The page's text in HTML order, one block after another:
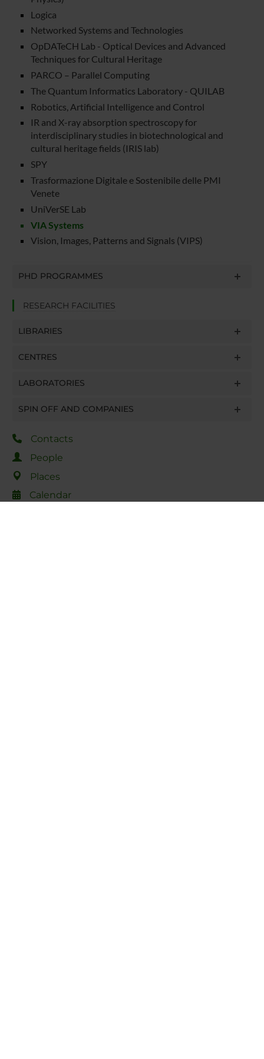
Logica
Networked Systems and Technologies
OpDATeCH Lab - Optical Devices and Advanced
Techniques for Cultural Heritage
PARCO – Parallel Computing
The Quantum Informatics Laboratory - QUILAB
Robotics, Artificial Intelligence and Control
IR and X-ray absorption spectroscopy for
interdisciplinary studies in biotechnological and
cultural heritage fields (IRIS lab)
SPY
Trasformazione Digitale e Sostenibile delle PMI
Venete
UniVerSE Lab
VIA Systems
Vision, Images, Patterns and Signals (VIPS)
PHD PROGRAMMES
RESEARCH FACILITIES
LIBRARIES
CENTRES
LABORATORIES
SPIN OFF AND COMPANIES
Contacts
People
Places
Calendar